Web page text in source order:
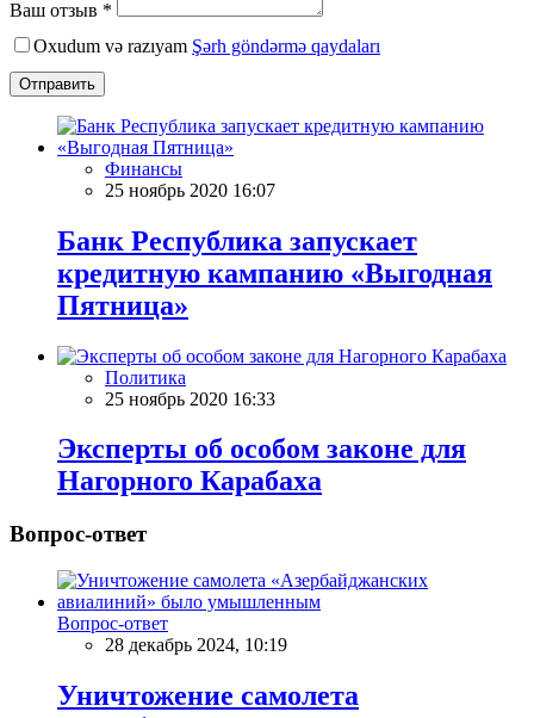
Ваш отзыв *
Oxudum və razıyam Şərh göndərmə qaydaları
Отправить
Финансы
25 ноябрь 2020 16:07
Банк Республика запускает
кредитную кампанию «Выгодная
Пятница»
Политика
25 ноябрь 2020 16:33
Эксперты об особом законе для
Нагорного Карабаха
Вопрос-ответ
Вопрос-ответ
28 декабрь 2024, 10:19
Уничтожение самолета